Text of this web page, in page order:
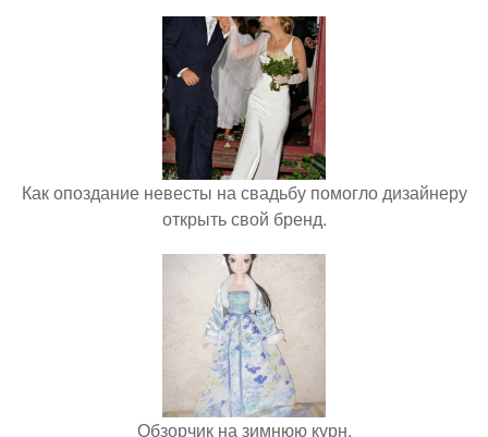
Как опоздание невесты на свадьбу помогло дизайнеру
открыть свой бренд.
Обзорчик на зимнюю курн.